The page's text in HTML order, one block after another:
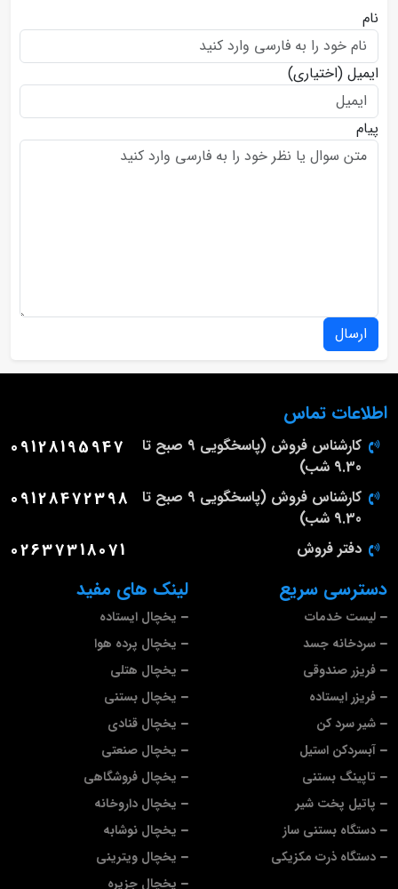
نام
ایمیل (اختیاری)
پیام
ارسال
لینک های مفید
یخچال ایستاده
یخچال پرده هوا
یخچال هتلی
یخچال بستنی
یخچال قنادی
یخچال صنعتی
یخچال فروشگاهی
یخچال داروخانه
یخچال نوشابه
یخچال ویترینی
یخچال جزیره
دسترسی سریع
لیست خدمات
سردخانه جسد
فریزر صندوقی
فریزر ایستاده
شیر سرد کن
آبسردکن استیل
تاپینگ بستنی
پاتیل پخت شیر
دستگاه بستنی ساز
دستگاه ذرت مکزیکی
اطلاعات تماس
کارشناس فروش (پاسخگویی 9 صبح تا
9.30 شب)
09128195947
کارشناس فروش (پاسخگویی 9 صبح تا
9.30 شب)
09128472398
دفتر فروش 02637318071